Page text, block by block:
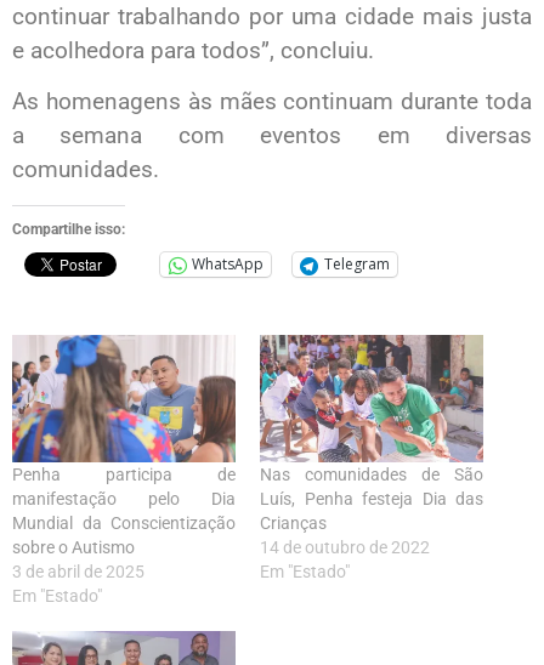
continuar trabalhando por uma cidade mais justa
e acolhedora para todos”, concluiu.
As homenagens às mães continuam durante toda
a semana com eventos em diversas
comunidades.
Compartilhe isso:
WhatsApp Telegram
Penha participa de
manifestação pelo Dia
Mundial da Conscientização
sobre o Autismo
3 de abril de 2025
Em "Estado"
Nas comunidades de São
Luís, Penha festeja Dia das
Crianças
14 de outubro de 2022
Em "Estado"